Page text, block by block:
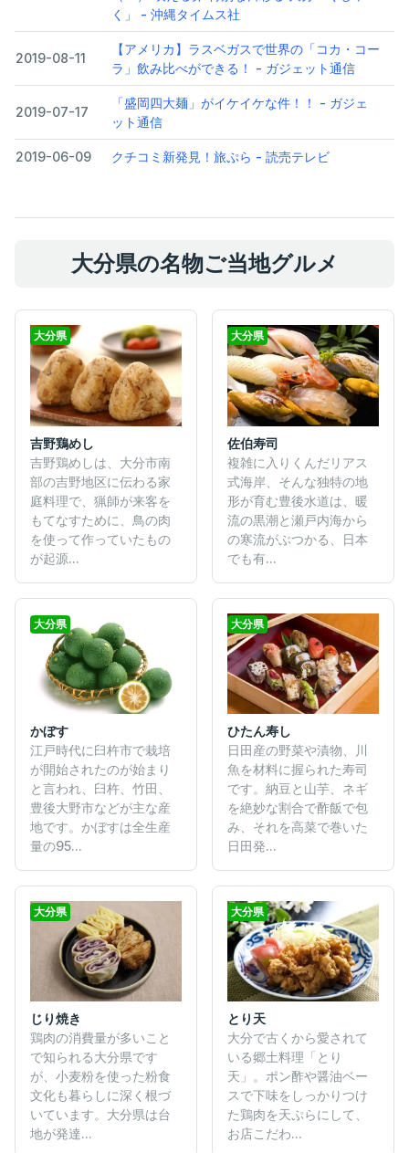
く」 - 沖縄タイムス社
2019-08-11
【アメリカ】ラスベガスで世界の「コカ・コー
ラ」飲み比べができる！ - ガジェット通信
2019-07-17
「盛岡四大麺」がイケイケな件！！ - ガジェ
ット通信
2019-06-09 クチコミ新発見！旅ぷら - 読売テレビ
大分県の名物ご当地グルメ
大分県
吉野鶏めし
吉野鶏めしは、大分市南
部の吉野地区に伝わる家
庭料理で、猟師が来客を
もてなすために、鳥の肉
を使って作っていたもの
が起源...
大分県
佐伯寿司
複雑に入りくんだリアス
式海岸、そんな独特の地
形が育む豊後水道は、暖
流の黒潮と瀬戸内海から
の寒流がぶつかる、日本
でも有...
大分県
かぼす
江戸時代に臼杵市で栽培
が開始されたのが始まり
と言われ、臼杵、竹田、
豊後大野市などが主な産
地です。かぼすは全生産
量の95...
大分県
ひたん寿し
日田産の野菜や漬物、川
魚を材料に握られた寿司
です。納豆と山芋、ネギ
を絶妙な割合で酢飯で包
み、それを高菜で巻いた
日田発...
大分県
じり焼き
鶏肉の消費量が多いこと
で知られる大分県です
が、小麦粉を使った粉食
文化も暮らしに深く根づ
いています。大分県は台
地が発達...
大分県
とり天
大分で古くから愛されて
いる郷土料理「とり
天」。ポン酢や醤油ベー
スで下味をしっかりつけ
た鶏肉を天ぷらにして、
お店こだわ...